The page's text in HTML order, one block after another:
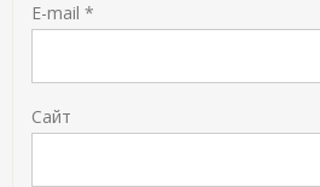
E-mail*
Сайт